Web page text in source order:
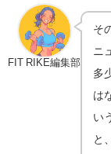
FIT RIKE編集部
そ
ニ
多
は
い
と